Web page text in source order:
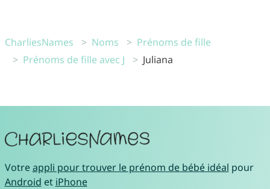
CharliesNames Noms
Prénoms de fille
Prénoms de fille avec J
Juliana
Votreappli pour trouver le prénom de bébé idéal pour
Android et iPhone